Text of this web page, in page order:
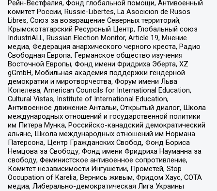
Рейн-Вестфалия, Фонд глобальной помощи, Антивоенный
комитет России, Russie-Libertes, La Asocicion de Rusos
Libres, Союз за возвращение Северных территорий,
Крымскотатарский Ресурсный Центр, Глобальный союз
IndustriALL, Russian Election Monitor, Article 19, Мнение
медиа, Федерация анархического черного креста, Радио
Свободная Европа, Германское общество изучения
Восточной Европы, Фонд имени Фридриха Эберта, XZ
gGmbH, Мобильная академия поддержки гендерной
демократии и миротворчества, Форум имени Льва
Копелева, American Councils for International Education,
Cultural Vistas, Institute of International Education,
Антивоенное движение Антальи, Открытый диалог, Школа
международных отношений и государственной политики
им Питера Мунка, Российско-канадский демократический
альянс, Школа международных отношений им Нормана
Патерсона, Центр Гражданских Свобод, Фонд Бориса
Немцова за Свободу, Фонд имени Фридриха Науманна за
свободу, Феминистское антивоенное сопротивление,
Комитет независимости Ингушетии, Прометей, Stop
Occupation of Karelia, Вернись живым, Фридом Хаус, СОТА
медиа, Либерально-демократическая Лига Украины